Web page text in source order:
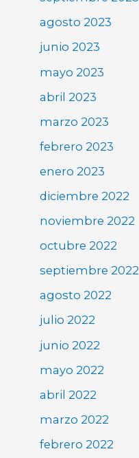
agosto 2023
junio 2023
mayo 2023
abril 2023
marzo 2023
febrero 2023
enero 2023
diciembre 2022
noviembre 2022
octubre 2022
septiembre 2022
agosto 2022
julio 2022
junio 2022
mayo 2022
abril 2022
marzo 2022
febrero 2022